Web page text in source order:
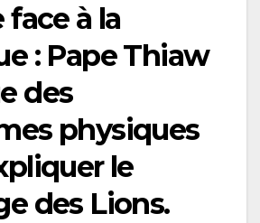
face à la
: Pape Thiaw
des
physiques
le
des Lions.